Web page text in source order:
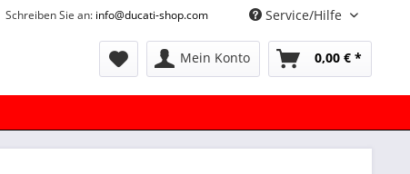
Service/Hilfe
Schreiben Sie an: info@ducati-shop.com
Mein Konto 0,00 € *